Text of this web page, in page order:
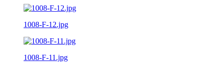
1008-F-12.jpg
1008-F-11.jpg